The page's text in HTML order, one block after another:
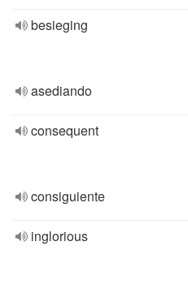
besieging
asediando
consequent
consiguiente
inglorious